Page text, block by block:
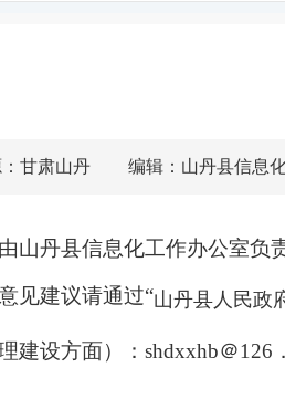
甘肃山丹 编辑：山丹县信息
山丹县信息化工作办公室负
见建议请通过“山丹县人民政
建设方面）： shdxxhb＠126